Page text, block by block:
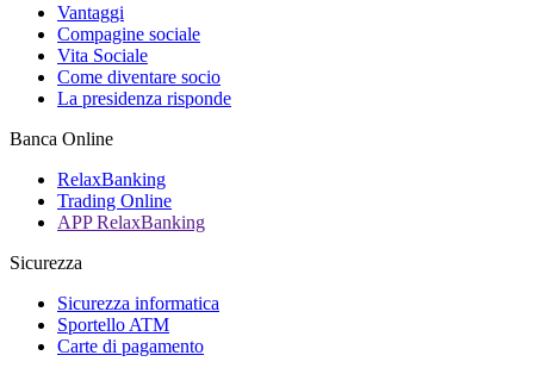
Vantaggi
Compagine sociale
Vita Sociale
Come diventare socio
La presidenza risponde
Banca Online
RelaxBanking
Trading Online
APP RelaxBanking
Sicurezza
Sicurezza informatica
Sportello ATM
Carte di pagamento